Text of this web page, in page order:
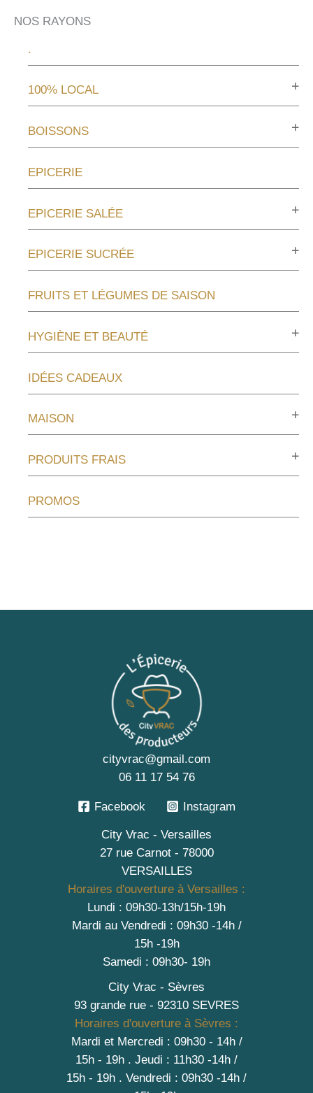
NOS RAYONS
.
100% LOCAL
BOISSONS
EPICERIE
EPICERIE SALÉE
EPICERIE SUCRÉE
FRUITS ET LÉGUMES DE SAISON
HYGIÈNE ET BEAUTÉ
IDÉES CADEAUX
MAISON
PRODUITS FRAIS
PROMOS
cityvrac@gmail.com
06 11 17 54 76
Facebook Instagram
City Vrac - Versailles
27 rue Carnot - 78000
VERSAILLES
Horaires d'ouverture à Versailles :
Lundi : 09h30-13h/15h-19h
Mardi au Vendredi : 09h30 -14h /
15h -19h
Samedi : 09h30- 19h
City Vrac - Sèvres
93 grande rue - 92310 SEVRES
Horaires d'ouverture à Sèvres :
Mardi et Mercredi : 09h30 - 14h /
15h - 19h . Jeudi : 11h30 -14h /
15h - 19h . Vendredi : 09h30 -14h /